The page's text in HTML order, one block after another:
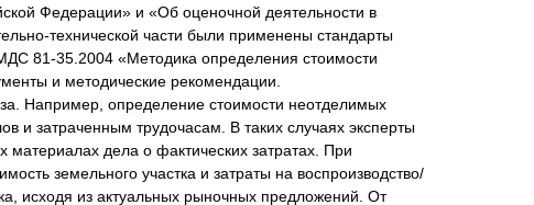
Федерации» и «Об оценочной деятельности в
технической части были применены стандарты
81-35.2004 «Методика определения стоимости
и методические рекомендации.
Например, определение стоимости неотделимых
и затраченным трудочасам. В таких случаях эксперты
дела о фактических затратах. При
земельного участка и затраты на воспроизводство/
исходя из актуальных рыночных предложений. От